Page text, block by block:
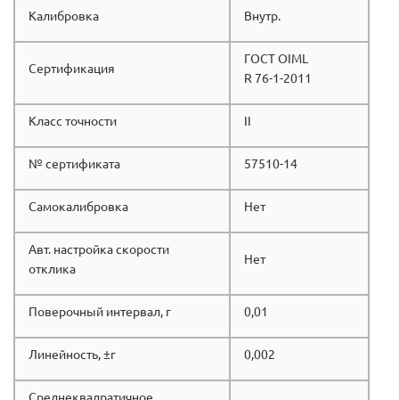
Калибровка Внутр.
Сертификация
ГОСТ OIML
R 76-1-2011
Класс точности II
№ сертификата 57510-14
Самокалибровка Нет
Авт. настройка скорости
отклика
Нет
Поверочный интервал, г 0,01
Линейность, ±г 0,002